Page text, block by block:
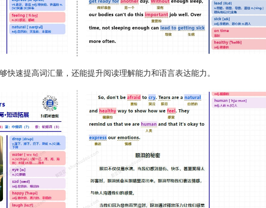
快速提高词汇量，还能提升阅读理解能力和语言表达能力。